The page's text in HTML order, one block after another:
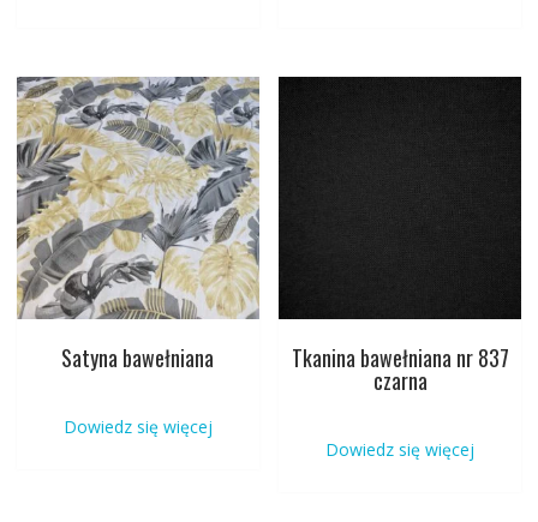
Satyna bawełniana
Dowiedz się więcej
Tkanina bawełniana nr 837
czarna
Dowiedz się więcej